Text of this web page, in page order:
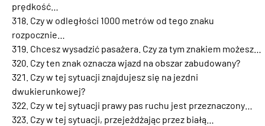
prędkość…
Czy w odległości 1000 metrów od tego znaku
rozpocznie…
Chcesz wysadzić pasażera. Czy za tym znakiem możesz…
Czy ten znak oznacza wjazd na obszar zabudowany?
Czy w tej sytuacji znajdujesz się na jezdni
dwukierunkowej?
Czy w tej sytuacji prawy pas ruchu jest przeznaczony…
Czy w tej sytuacji, przejeżdżając przez białą…